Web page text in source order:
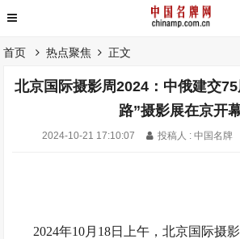
首页 热点聚焦 正文
北京国际摄影周2024：中俄建交
路”摄影展在京开
2024-10-21 17:10:07 投稿人 : 中国名牌
2024年10月18日上午，北京国际摄